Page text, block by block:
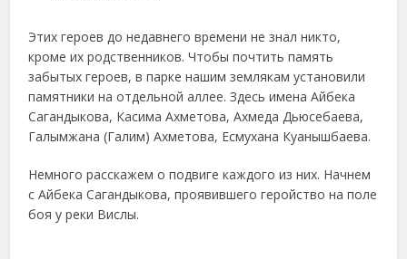
Этих героев до недавнего времени не знал никто,
кроме их родственников. Чтобы почтить память
забытых героев, в парке нашим землякам установили
памятники на отдельной аллее. Здесь имена Айбека
Сагандыкова, Касима Ахметова, Ахмеда Дьюсебаева,
Галымжана (Галим) Ахметова, Есмухана Куанышбаева.
Немного расскажем о подвиге каждого из них. Начнем
с Айбека Сагандыкова, проявившего геройство на поле
боя у реки Вислы.